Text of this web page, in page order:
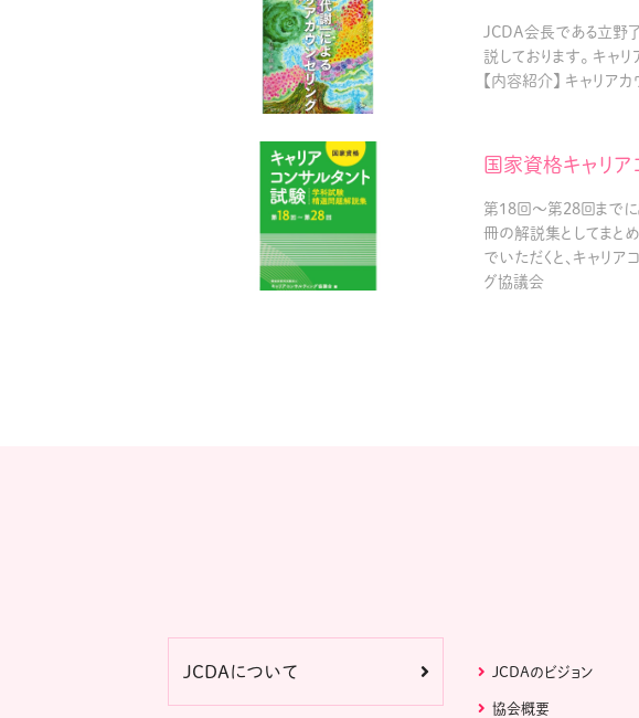
JCDA会長である立野
説しております。 キャ
【内容紹介】 キャリ
国家資格キャリ
第18回〜第28回までに
冊の解説集としてまと
でいただくと、キャリ
グ協議会
JCDAについて JCDAのビジョン
協会概要